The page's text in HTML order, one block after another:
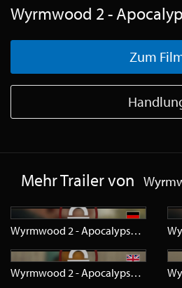
Zum
Mehr Trailer von
Wyrmwood 2 - ApocalypseTrailer HD
Wyrmwood 2 - ApocalypseTrailer HD